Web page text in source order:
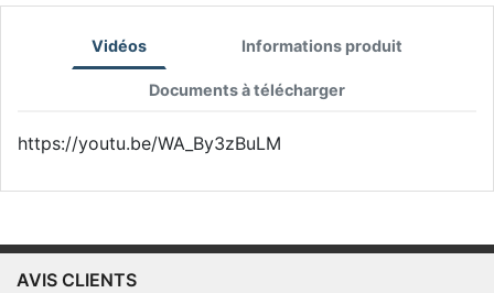
Vidéos Informations produit
Documents à télécharger
https://youtu.be/WA_By3zBuLM
AVIS CLIENTS